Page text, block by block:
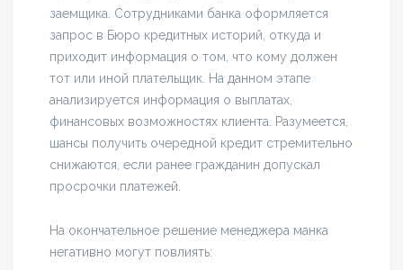
заемщика. Сотрудниками банка оформляется
запрос в Бюро кредитных историй, откуда и
приходит информация о том, что кому должен
тот или иной плательщик. На данном этапе
анализируется информация о выплатах,
финансовых возможностях клиента. Разумеется,
шансы получить очередной кредит стремительно
снижаются, если ранее гражданин допускал
просрочки платежей.
На окончательное решение менеджера манка
негативно могут повлиять: